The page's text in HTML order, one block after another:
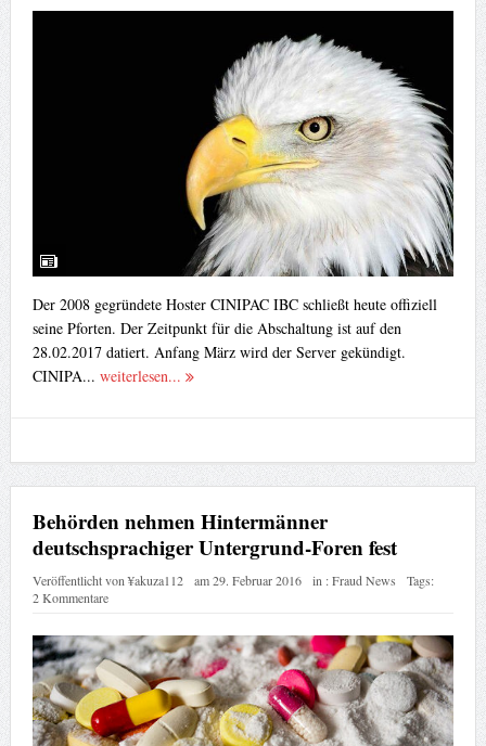
Der 2008 gegründete Hoster CINIPAC IBC schließt heute offiziell
seine Pforten. Der Zeitpunkt für die Abschaltung ist auf den
28.02.2017 datiert. Anfang März wird der Server gekündigt.
CINIPA... weiterlesen...
Behörden nehmen Hintermänner
deutschsprachiger Untergrund-Foren fest
Veröffentlicht von¥akuza112 am29. Februar 2016 in :Fraud News
Tags:
2 Kommentare